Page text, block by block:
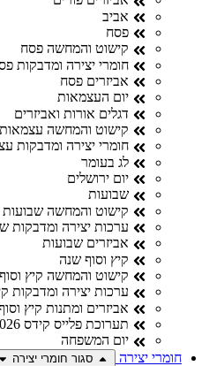
אביב
פסח
קישוט והמחשה פסח
חומרי יצירה ומדבקות פסח
אביזרים פסח
יום העצמאות
דגלים אורות ואביזרים
קישוט והמחשה עצמאות
חומרי יצירה ומדבקות
לג בעומר
יום ירושלים
שבועות
קישוט והמחשה שבועות
ערכות יצירה ומדבקות
אביזרים שבועות
קיץ וסוף שנה
קישוט והמחשה קיץ וסוף
ערכות יצירה ומדבקות
אביזרים ומתנות קיץ וסוף
תערוכת פלייס קידס 2026
יום המשפחה
חומרי יצירה
סגור חומרי יצירה